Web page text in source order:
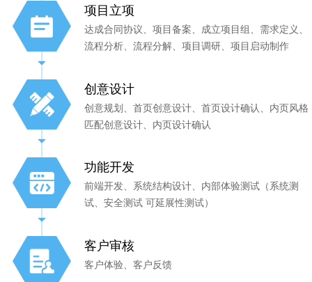
项目立项
达成合同协议、项目备案、成立项目组、需求定义、
流程分析、流程分解、项目调研、项目启动制作
创意设计
创意规划、首页创意设计、首页设计确认、内页风格
匹配创意设计、内页设计确认
功能开发
前端开发、系统结构设计、内部体验测试（系统测
试、安全测试 可延展性测试）
客户审核
客户体验、客户反馈